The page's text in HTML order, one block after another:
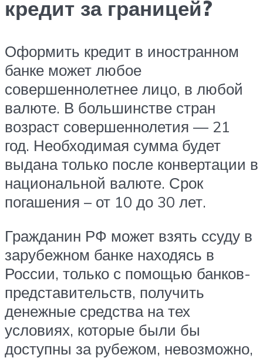
кредит за границей?
Оформить кредит в иностранном
банке может любое
совершеннолетнее лицо, в любой
валюте. В большинстве стран
возраст совершеннолетия — 21
год. Необходимая сумма будет
выдана только после конвертации в
национальной валюте. Срок
погашения – от 10 до 30 лет.
Гражданин РФ может взять ссуду в
зарубежном банке находясь в
России, только с помощью банков-
представительств, получить
денежные средства на тех
условиях, которые были бы
доступны за рубежом, невозможно,